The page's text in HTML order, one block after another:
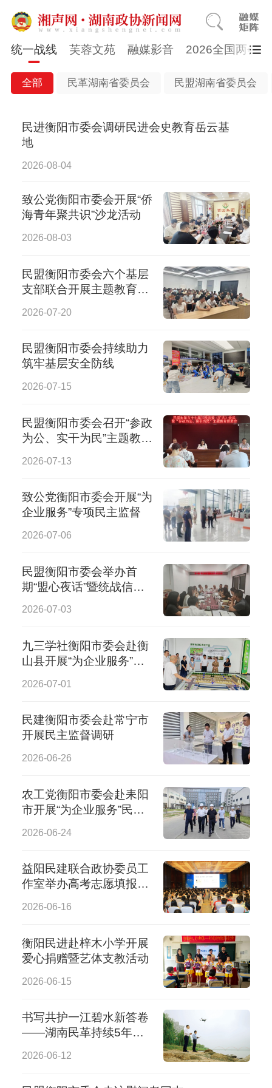
统一战线 芙蓉文苑 融媒影音 2026全国两会
全部 民革湖南省委员会 民盟湖南省委员会
民进衡阳市委会调研民进会史教育岳云基
地
2026-08-04
致公党衡阳市委会开展“侨
海青年聚共识”沙龙活动
2026-08-03
民盟衡阳市委会六个基层
支部联合开展主题教育暨
2026-07-20
民盟衡阳市委会持续助力
筑牢基层安全防线
2026-07-15
民盟衡阳市委会召开“参政
为公、实干为民”主题教育
2026-07-13
致公党衡阳市委会开展“为
企业服务”专项民主监督
2026-07-06
民盟衡阳市委会举办首
期“盟心夜话”暨统战信息
2026-07-03
九三学社衡阳市委会赴衡
山县开展“为企业服务”专
2026-07-01
民建衡阳市委会赴常宁市
开展民主监督调研
2026-06-26
农工党衡阳市委会赴耒阳
市开展“为企业服务”民主
2026-06-24
益阳民建联合政协委员工
作室举办高考志愿填报公
2026-06-16
衡阳民进赴梓木小学开展
爱心捐赠暨艺体支教活动
2026-06-15
书写共护一江碧水新答卷
——湖南民革持续5年开
监督纪实
2026-06-12